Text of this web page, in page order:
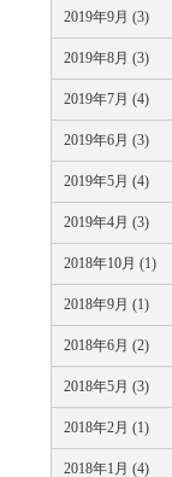
2019年9月 (3)
2019年8月 (3)
2019年7月 (4)
2019年6月 (3)
2019年5月 (4)
2019年4月 (3)
2018年10月 (1)
2018年9月 (1)
2018年6月 (2)
2018年5月 (3)
2018年2月 (1)
2018年1月 (4)